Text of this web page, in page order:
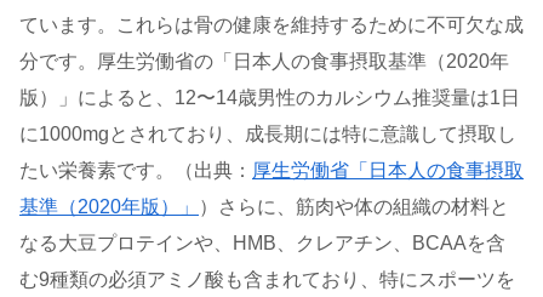
ています。これらは骨の健康を維持するために不可欠な成
分です。厚生労働省の「日本人の食事摂取基準（2020年
版）」によると、12〜14歳男性のカルシウム推奨量は1日
に1000mgとされており、成長期には特に意識して摂取し
たい栄養素です。（出典： 厚生労働省「日本人の食事摂取
基準（2020年版）」
）さらに、筋肉や体の組織の材料と
なる大豆プロテインや、HMB、クレアチン、BCAAを含
む9種類の必須アミノ酸も含まれており、特にスポーツを